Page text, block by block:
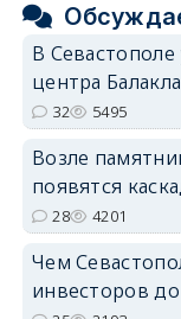
В
центра
32 5495
Возле
появятся
28 4201
Чем
инвесторов